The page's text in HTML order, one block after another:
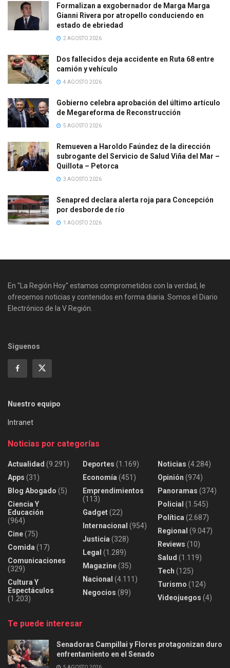
Formalizan a exgobernador de Marga Marga
Gianni Rivera por atropello conduciendo en
estado de ebriedad
2 AGOSTO 2026
Dos fallecidos deja accidente en Ruta 68 entre
camión y vehículo
4 AGOSTO 2026
Gobierno celebra aprobación del último artículo
de Megareforma de Reconstrucción
5 AGOSTO 2026
Remueven a Haroldo Faúndez de la dirección
subrogante del Servicio de Salud Viña del Mar –
Quillota – Petorca
3 AGOSTO 2026
Senapred declara alerta roja para Concepción
por desborde de río
1 AGOSTO 2026
En "La Región Hoy" estamos comprometidos con la verdad, le
ofrecemos noticias y contenidos en forma diaria. Somos el Diario
Electrónico de la V Región.
Siguenos
Nuestro equipo
Intranet
Noticias por categorías
Actualidad (9.291)
Apps (31)
Blog Abogado (5)
Ciencia Y
Educación
(964)
Cine(75)
Comida (17)
Comunicaciones
(329)
Cultura Y
Espectáculos
(1.203)
Deportes (1.169)
Economía (451)
Emprendimientos
(113)
Gadget(22)
Internacional (954)
Justicia (328)
Legal (1.289)
Magazine(35)
Nacional (4.111)
Negocios (89)
Noticias (4.284)
Opinión (974)
Panoramas (374)
Policial (1.545)
Política (2.687)
Regional (9.047)
Reviews (10)
Salud (1.119)
Tech (125)
Turismo (124)
Videojuegos (4)
Te puede interesar
Senadoras Campillai y Flores protagonizan duro
enfrentamiento en el Senado